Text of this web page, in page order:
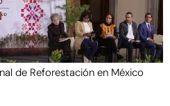
de Reforestación en México